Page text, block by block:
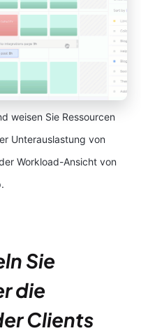
weisen Sie Ressourcen
Unterauslastung von
Workload-Ansicht von
Sie
die
Clients